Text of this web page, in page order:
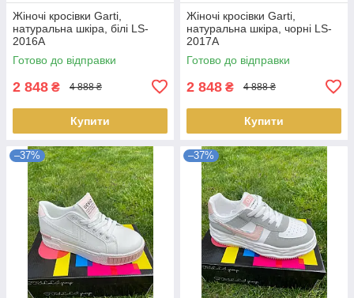
Жіночі кросівки Garti,
натуральна шкіра, білі LS-
2016A
Готово до відправки
2 848 ₴ 4 888 ₴
Купити
Жіночі кросівки Garti,
натуральна шкіра, чорні LS-
2017A
Готово до відправки
2 848 ₴ 4 888 ₴
Купити
–37% –37%